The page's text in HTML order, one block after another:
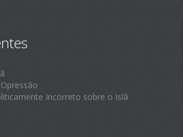
Incorreto sobre o Islã